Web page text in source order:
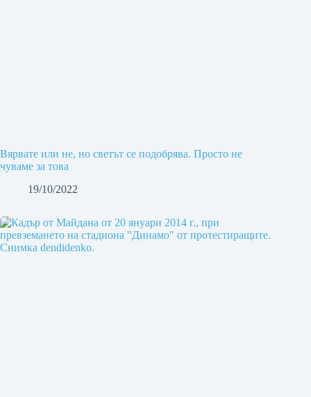
Вярвате или не, но светът се подобрява. Просто не
чуваме за това
19/10/2022